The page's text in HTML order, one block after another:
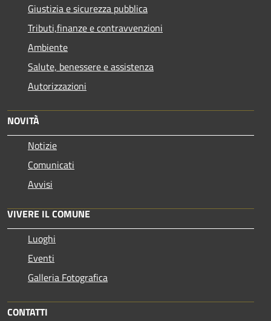
Giustizia e sicurezza pubblica
Tributi,finanze e contravvenzioni
Ambiente
Salute, benessere e assistenza
Autorizzazioni
NOVITÀ
Notizie
Comunicati
Avvisi
VIVERE IL COMUNE
Luoghi
Eventi
Galleria Fotografica
CONTATTI